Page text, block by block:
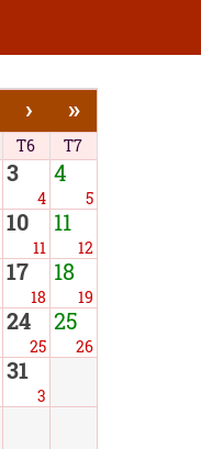
› »
T6 T7
3
4
4
5
10
11
11
12
17
18
18
19
24
25
25
26
31
3